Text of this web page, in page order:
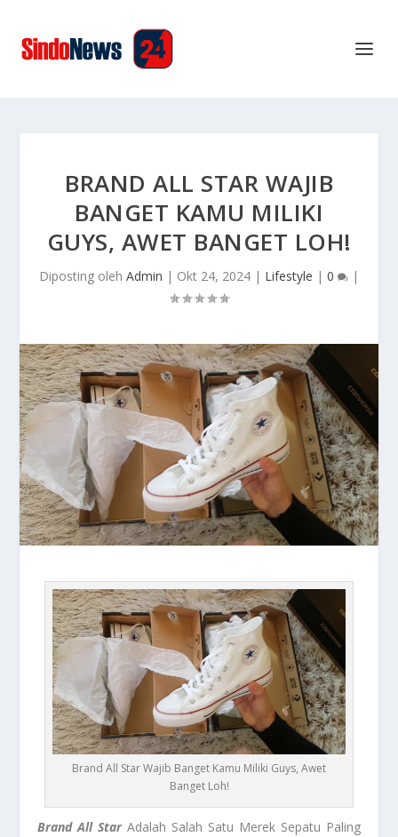
BRAND ALL STAR WAJIB
BANGET KAMU MILIKI
GUYS, AWET BANGET LOH!
Diposting oleh Admin | Okt 24, 2024 | Lifestyle | 0 |
Brand All Star Wajib Banget Kamu Miliki Guys, Awet
Banget Loh!
Brand All StarAdalah Salah Satu Merek Sepatu Paling